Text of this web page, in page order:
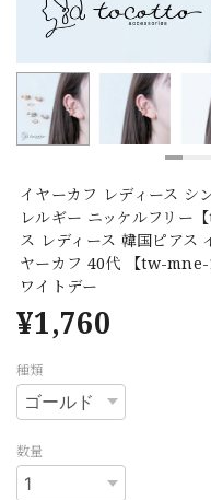
イヤーカフ レディース シ
レルギー ニッケルフリー
ス レディース 韓国ピアス
ヤーカフ 40代 【tw-mne-
ワイトデー
¥1,760
種類
数量